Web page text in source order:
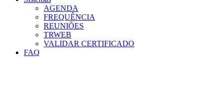
AGENDA
FREQUÊNCIA
REUNIÕES
TRWEB
VALIDAR CERTIFICADO
FAQ